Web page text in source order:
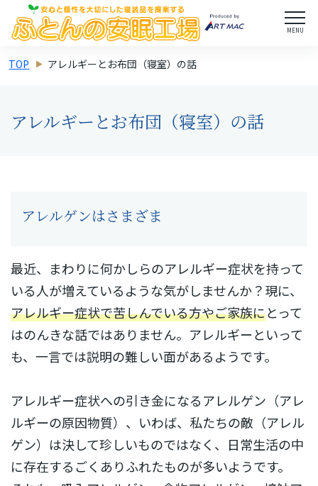
MENU
TOP アレルギーとお布団（寝室）の話
アレルギーとお布団（寝室）の話
アレルゲンはさまざま
最近、まわりに何かしらのアレルギー症状を持って
いる人が増えているような気がしませんか？現に、
アレルギー症状で苦しんでいる方やご家族にとって
はのんきな話ではありません。アレルギーといって
も、一言では説明の難しい面があるようです。
アレルギー症状への引き金になるアレルゲン（アレ
ルギーの原因物質）、いわば、私たちの敵（アレル
ゲン）は決して珍しいものではなく、日常生活の中
に存在するごくありふれたものが多いようです。